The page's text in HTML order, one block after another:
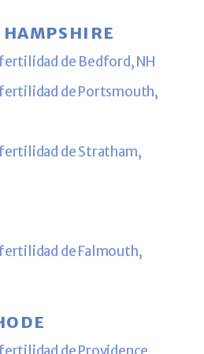
HAMPSHIRE
de Bedford, NH
de Portsmouth,
de Stratham,
de Falmouth,
de Providence,